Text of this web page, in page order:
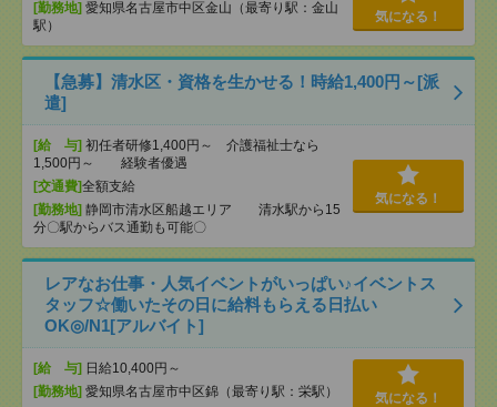
[勤務地] 愛知県名古屋市中区金山（最寄り駅：金山
駅）
気になる！
【急募】清水区・資格を生かせる！時給1,400円～[派
遣]
[給 与] 初任者研修1,400円～ 介護福祉士なら
1,500円～ 経験者優遇
[交通費]全額支給
[勤務地] 静岡市清水区船越エリア 清水駅から15
分〇駅からバス通勤も可能〇
気になる！
レアなお仕事・人気イベントがいっぱい♪イベントス
タッフ☆働いたその日に給料もらえる日払い
OK◎/N1[アルバイト]
[給 与] 日給10,400円～
[勤務地] 愛知県名古屋市中区錦（最寄り駅：栄駅） 気になる！